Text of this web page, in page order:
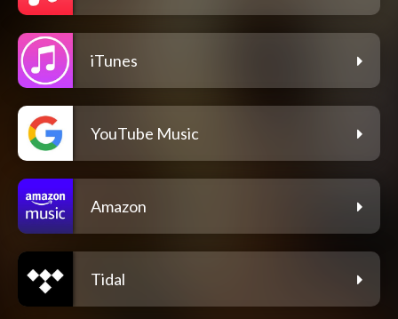
iTunes
YouTube Music
Amazon
Tidal